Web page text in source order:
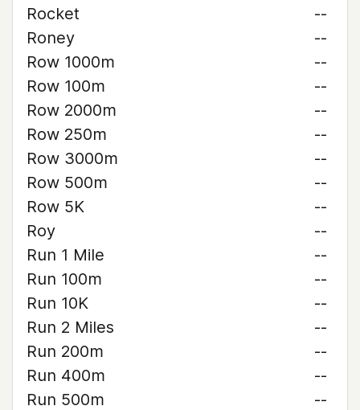
Rocket
--
Roney
--
Row 1000m
--
Row 100m
--
Row 2000m
--
Row 250m
--
Row 3000m
--
Row 500m
--
Row 5K
--
Roy
--
Run 1 Mile
--
Run 100m
--
Run 10K
--
Run 2 Miles
--
Run 200m
--
Run 400m
--
Run 500m
--